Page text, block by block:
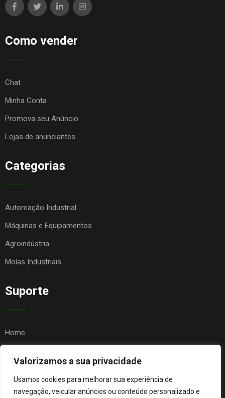
Valorizamos a sua privacidade
Usamos cookies para melhorar sua experiência de
navegação, veicular anúncios ou conteúdo personalizado e
Como vender
Chat
Minha Conta
Promova seu Anúncio
Lojas de anunciantes
Categorias
Automação Industrial
Máquinas e Equipamentos
Agroindústria
Molas Industriais
Suporte
Home